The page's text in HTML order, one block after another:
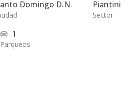
Domingo D.N. Piantini
Sector
1
Parqueos